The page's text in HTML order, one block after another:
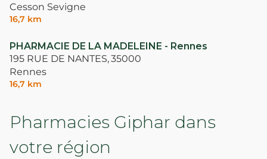
Cesson Sevigne
16,7 km
PHARMACIE DE LA MADELEINE - Rennes
195 RUE DE NANTES,35000
Rennes
16,7 km
Pharmacies Giphar dans
votre région